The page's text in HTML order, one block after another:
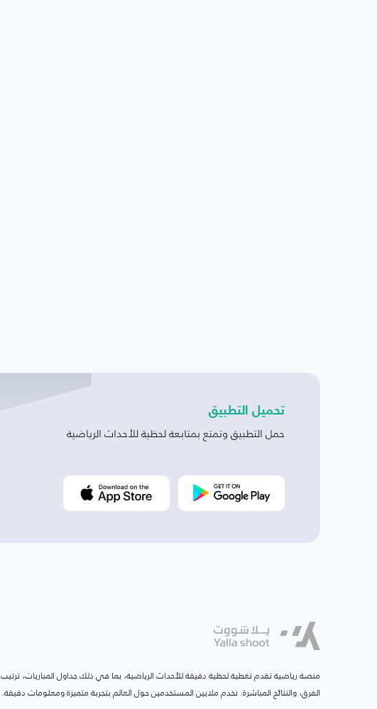
تحميل التطبيق
حمل التطبيق وتمتع بمتابعة لحظية للأحداث الرياضية
منصة رياضية تقدم تغطية لحظية دقيقة للأحداث الرياضية، بما في ذلك جداول المباريات، ترتيب
الفرق، والنتائج المباشرة. نخدم ملايين المستخدمين حول العالم بتجربة متميزة ومعلومات دقيقة.